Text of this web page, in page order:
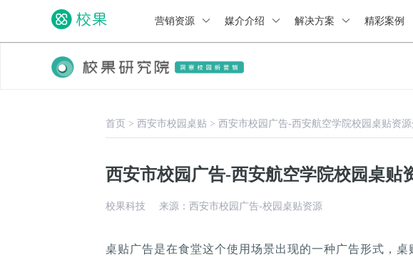
营销资源 媒介介绍 解决方案 精彩案例
首页 > 西安市校园桌贴 > 西安市校园广告-西安航空学院校园桌贴资源
西安市校园广告-西安航空学院校园桌贴
校果科技 来源：西安市校园广告-校园桌贴资源
桌贴广告是在食堂这个使用场景出现的一种广告形式，桌